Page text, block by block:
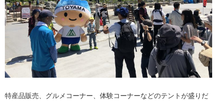
特産品販売、グルメコーナー、体験コーナーなどのテントが盛りだ